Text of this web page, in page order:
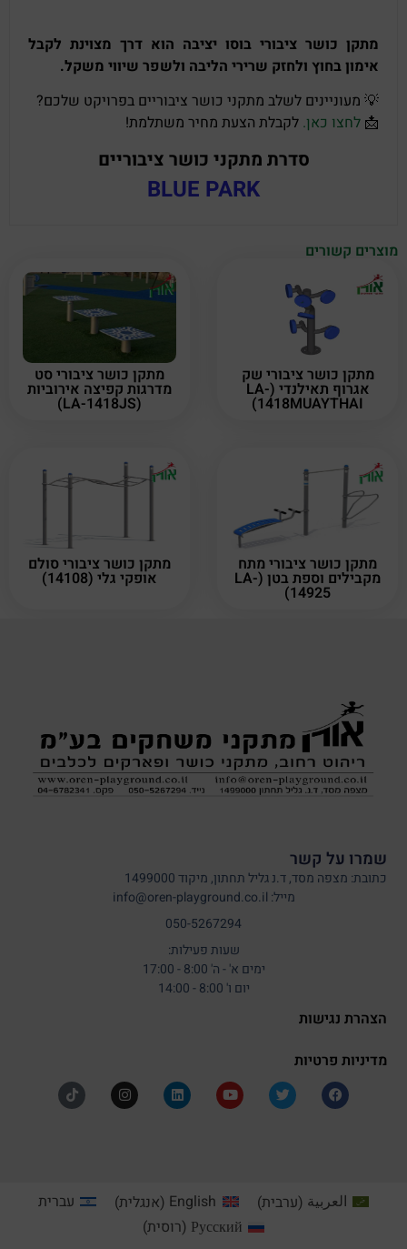
מתקן כושר ציבורי בוסו יציבה הוא דרך מצוינת לקבל
אימון בחוץ ולחזק שרירי הליבה ולשפר שיווי משקל.
💡 מעוניינים לשלב מתקני כושר ציבוריים בפרויקט שלכם?
📩 לחצו כאן. לקבלת הצעת מחיר משתלמת!
סדרת מתקני כושר ציבוריים
BLUE PARK
מוצרים קשורים
מתקן כושר ציבורי שק
אגרוף תאילנדי (LA-
1418MUAYTHAI)
מתקן כושר ציבורי סט
מדרגות קפיצה אירוביות
(LA-1418JS)
מתקן כושר ציבורי מתח
מקבילים וספת בטן (LA-
14925)
מתקן כושר ציבורי סולם
אופקי גלי (14108)
שמרו על קשר
כתובת: מצפה מסד, ד.נ גליל תחתון, מיקוד 1499000
מייל: info@oren-playground.co.il
050-5267294
שעות פעילות:
ימים א' - ה' 8:00 - 17:00
יום ו' 8:00 - 14:00
הצהרת נגישות
מדיניות פרטיות
العربية (ערבית)
English
(אנגלית)
עברית
Русский
(רוסית)